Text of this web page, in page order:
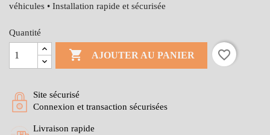
véhicules • Installation rapide et sécurisée
Quantité
 AJOUTER AU PANIER favorite_border
Site sécurisé
Connexion et transaction sécurisées
Livraison rapide